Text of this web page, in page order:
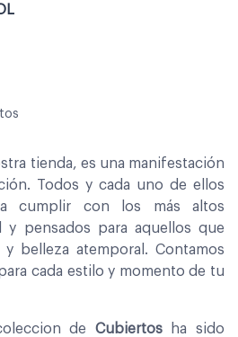
tienda, es una manifestación
Todos y cada uno de ellos
cumplir con los más altos
y pensados para aquellos que
belleza atemporal. Contamos
cada estilo y momento de tu
de Cubiertosha sido